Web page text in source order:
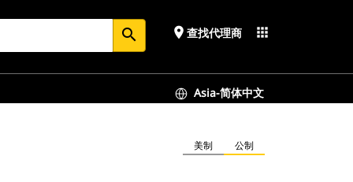
search place 查找代理商 apps
Asia-简体中文
美制 公制